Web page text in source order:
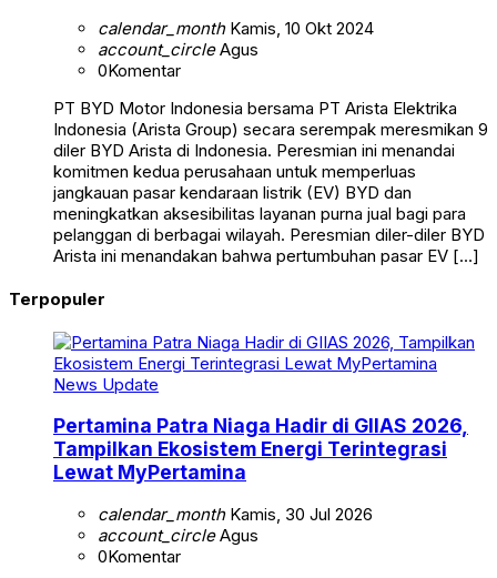
calendar_monthKamis, 10 Okt 2024
account_circleAgus
0Komentar
PT BYD Motor Indonesia bersama PT Arista Elektrika
Indonesia (Arista Group) secara serempak meresmikan 9
diler BYD Arista di Indonesia. Peresmian ini menandai
komitmen kedua perusahaan untuk memperluas
jangkauan pasar kendaraan listrik (EV) BYD dan
meningkatkan aksesibilitas layanan purna jual bagi para
pelanggan di berbagai wilayah. Peresmian diler-diler BYD
Arista ini menandakan bahwa pertumbuhan pasar EV […]
Terpopuler
News Update
Pertamina Patra Niaga Hadir di GIIAS 2026,
Tampilkan Ekosistem Energi Terintegrasi
Lewat MyPertamina
calendar_monthKamis, 30 Jul 2026
account_circleAgus
0Komentar